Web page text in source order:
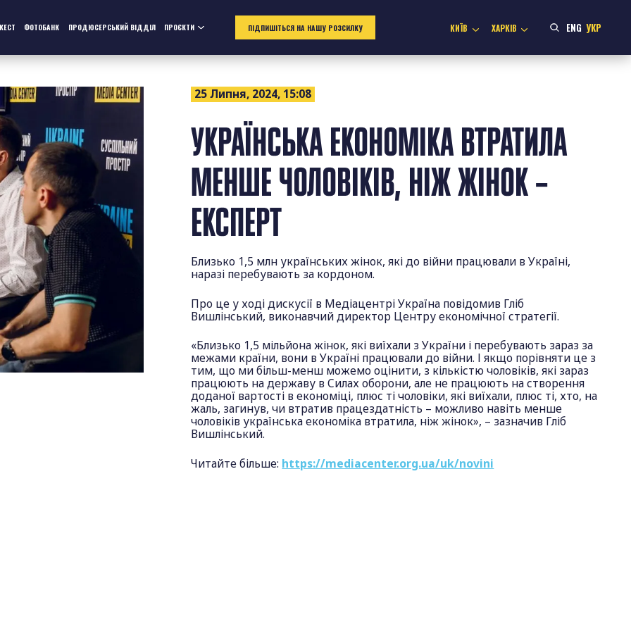
ФОТОБАНК ПРОДЮСЕРСЬКИЙ ВІДДІЛ ПРОЄКТИ ПІДПИШІТЬСЯ НА НАШУ РОЗСИЛКУ КИЇВ ХАРКІВ ENG УКР
25 Липня, 2024, 15:08
УКРАЇНСЬКА ЕКОНОМІКА ВТРАТИЛА
МЕНШЕ ЧОЛОВІКІВ, НІЖ ЖІНОК –
ЕКСПЕРТ
Близько 1,5 млн українських жінок, які до війни працювали в Україні,
наразі перебувають за кордоном.
Про це у ході дискусії в Медіацентрі Україна повідомив Гліб
Вишлінський, виконавчий директор Центру економічної стратегії.
«Близько 1,5 мільйона жінок, які виїхали з України і перебувають зараз за
межами країни, вони в Україні працювали до війни. І якщо порівняти це з
тим, що ми більш-менш можемо оцінити, з кількістю чоловіків, які зараз
працюють на державу в Силах оборони, але не працюють на створення
доданої вартості в економіці, плюс ті чоловіки, які виїхали, плюс ті, хто, на
жаль, загинув, чи втратив працездатність – можливо навіть менше
чоловіків українська економіка втратила, ніж жінок», – зазначив Гліб
Вишлінський.
Читайте більше: https://mediacenter.org.ua/uk/novini